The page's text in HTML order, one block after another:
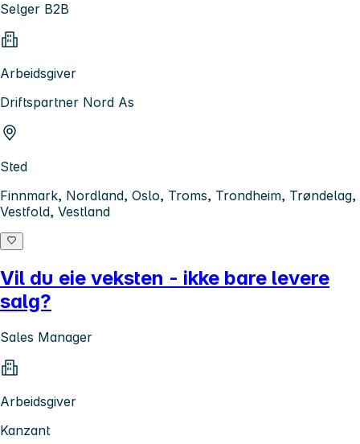
Selger B2B
Arbeidsgiver
Driftspartner Nord As
Sted
Finnmark, Nordland, Oslo, Troms, Trondheim, Trøndelag,
Vestfold, Vestland
Vil du eie veksten - ikke bare levere
salg?
Sales Manager
Arbeidsgiver
Kanzant